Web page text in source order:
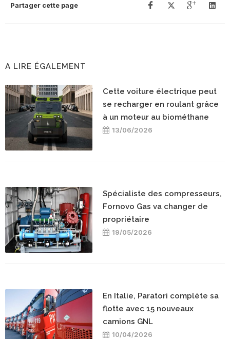
Partager cette page
A LIRE ÉGALEMENT
Cette voiture électrique peut
se recharger en roulant grâce
à un moteur au biométhane
13/06/2026
Spécialiste des compresseurs,
Fornovo Gas va changer de
propriétaire
19/05/2026
En Italie, Paratori complète sa
flotte avec 15 nouveaux
camions GNL
10/04/2026